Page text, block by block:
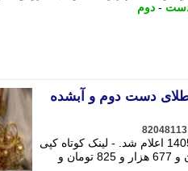
- دوم
17 مرداد 1405 / قیمت طلای دست دوم و آبشده
82048113
قیمت طلای دست دوم و آبشده نقدی امروز شنبه 17 مرداد 1405 اعلام شد. - لینک کوتاه کپی
شد خبرنگار: پریسا یحیی پور شایانیوز- نیز با قیمت 18 میلیون و 677 هزار و 825 تومان و